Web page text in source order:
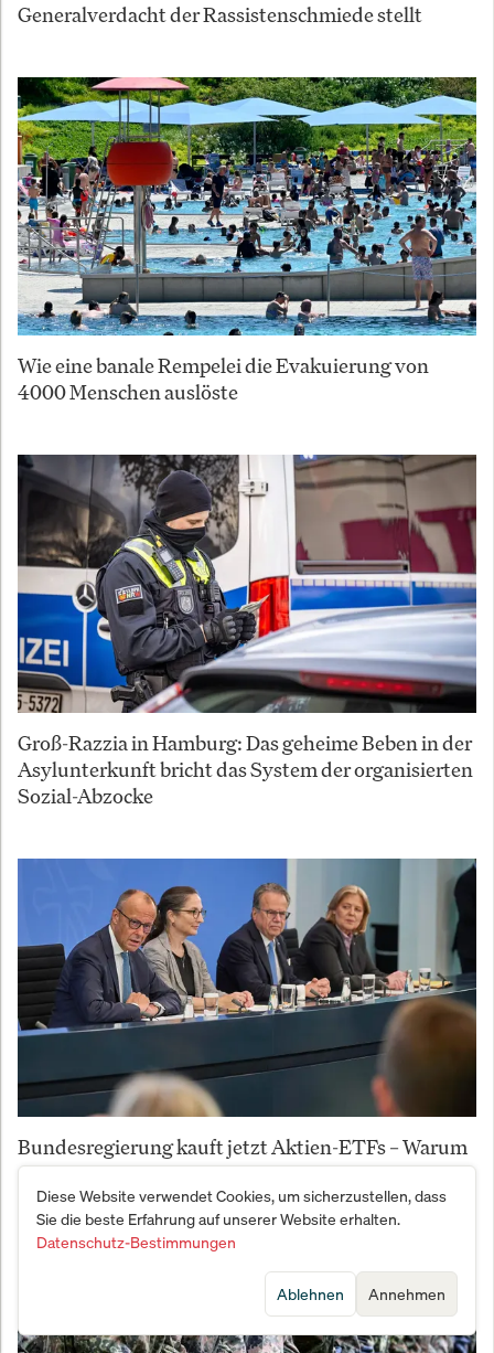
Generalverdacht der Rassistenschmiede stellt
Wie eine banale Rempelei die Evakuierung von
4000 Menschen auslöste
Groß-Razzia in Hamburg: Das geheime Beben in der
Asylunterkunft bricht das System der organisierten
Sozial-Abzocke
Bundesregierung kauft jetzt Aktien-ETFs – Warum
Anleger trotzdem vorsichtig sein sollten
Diese Website verwendet Cookies, um sicherzustellen, dass
Sie die beste Erfahrung auf unserer Website erhalten.
Datenschutz-Bestimmungen
Annehmen
Ablehnen